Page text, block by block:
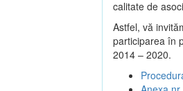
calitate de
Astfel, vă
participarea în
2014 – 2020.